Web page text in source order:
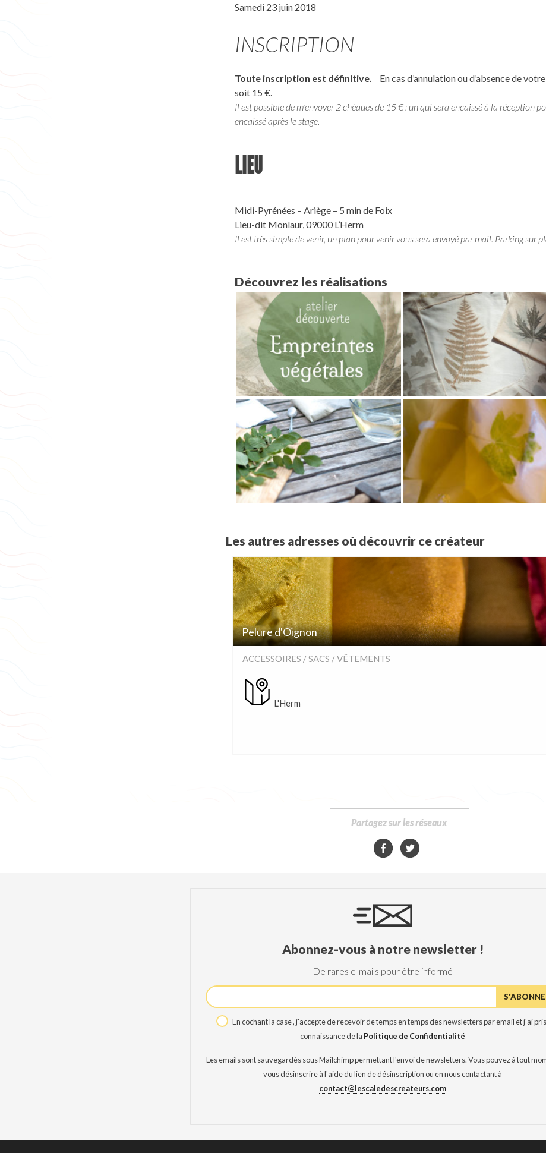
Samedi 23 juin 2018
INSCRIPTION
Toute inscription est définitive. En cas d’annulation ou d’absence de
soit 15 €.
Il est possible de m’envoyer 2 chèques de 15 € : un qui sera encaissé à la réception
encaissé après le stage.
LIEU
Midi-Pyrénées – Ariège – 5 min de Foix
Lieu-dit Monlaur, 09000 L’Herm
Il est très simple de venir, un plan pour venir vous sera envoyé par mail. Parking sur
Découvrez les réalisations
Les autres adresses où découvrir ce créateur
Pelure d'Oignon
ACCESSOIRES / SACS / VÊTEMENTS
L'Herm
Partagez sur les réseaux
Abonnez-vous à notre newsletter !
De rares e-mails pour être informé
En cochant la case , j'accepte de recevoir de temps en temps des newsletters par email et j'ai pris
connaissance de la Politique de Confidentialité
Les emails sont sauvegardés sous Mailchimp permettant l'envoi de newsletters. Vous pouvez à tout
vous désinscrire à l'aide du lien de désinscription ou en nous contactant à
contact@lescaledescreateurs.com